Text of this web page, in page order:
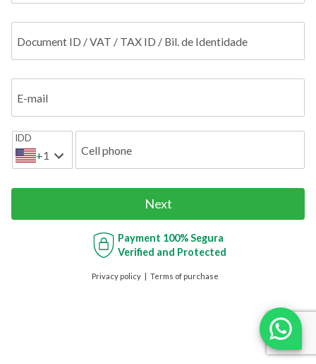
Document ID / VAT / TAX ID / Bil. de Identidade
E-mail
IDD
+1 Cell phone
Next
Payment 100% Segura
Verified and Protected
Privacy policy Terms of purchase